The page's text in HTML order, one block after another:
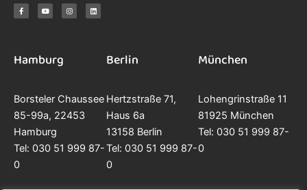
c
e
b
u
t
u
s
t
a
n
k
e
Hamburg
Borsteler Chaussee
85-99a, 22453
Hamburg
Tel: 030 51 999 87-
0
Berlin
Hertzstraße 71,
Haus 6a
13158 Berlin
Tel: 030 51 999 87-
0
München
Lohengrinstraße 11
81925 München
Tel: 030 51 999 87-
0